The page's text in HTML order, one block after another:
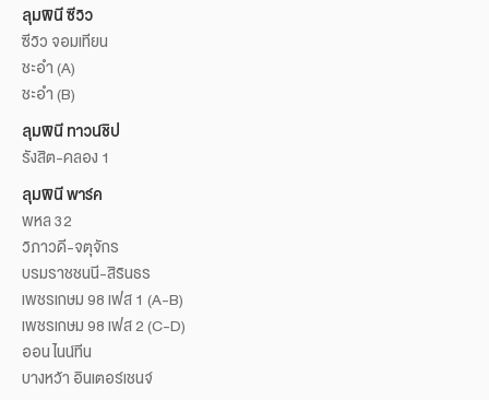
ลุมพินี ซีวิว
ซีวิว จอมเทียน
ชะอำ (A)
ชะอำ (B)
ลุมพินี ทาวน์ชิป
รังสิต-คลอง 1
ลุมพินี พาร์ค
พหล 32
วิภาวดี-จตุจักร
บรมราชชนนี-สิรินธร
เพชรเกษม 98 เฟส 1 (A-B)
เพชรเกษม 98 เฟส 2 (C-D)
ออน ไนน์ทีน
บางหว้า อินเตอร์เชนจ์